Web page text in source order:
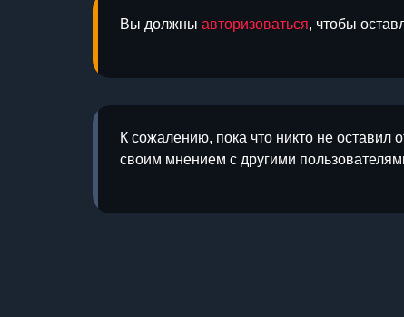
Вы должны авторизоваться, чтобы
К сожалению, пока что никто не оставил
своим мнением с другими